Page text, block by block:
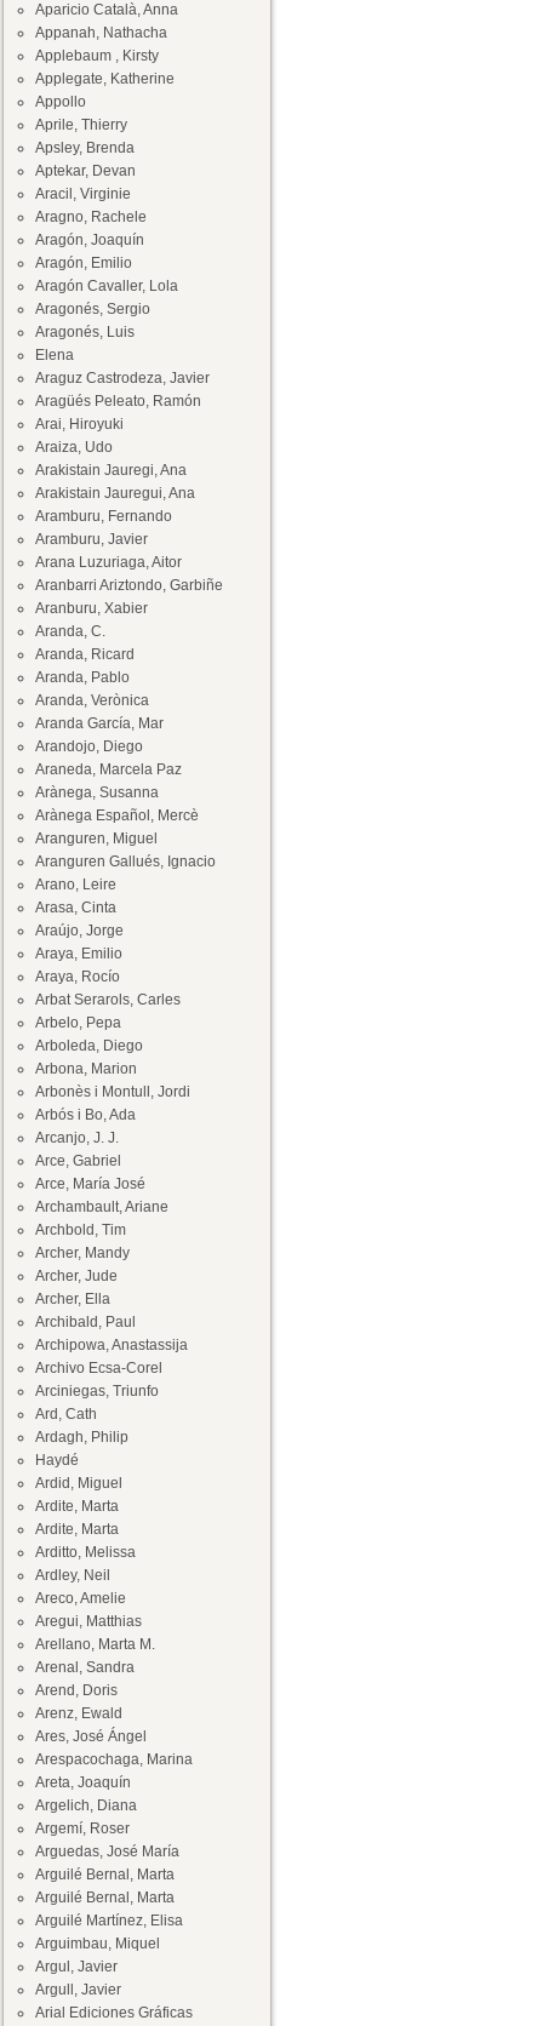
Aparicio Català, Anna
Appanah, Nathacha
Applebaum , Kirsty
Applegate, Katherine
Appollo
Aprile, Thierry
Apsley, Brenda
Aptekar, Devan
Aracil, Virginie
Aragno, Rachele
Aragón, Joaquín
Aragón, Emilio
Aragón Cavaller, Lola
Aragonés, Sergio
Aragonés, Luis
Elena
Araguz Castrodeza, Javier
Aragüés Peleato, Ramón
Arai, Hiroyuki
Araiza, Udo
Arakistain Jauregi, Ana
Arakistain Jauregui, Ana
Aramburu, Fernando
Aramburu, Javier
Arana Luzuriaga, Aitor
Aranbarri Ariztondo, Garbiñe
Aranburu, Xabier
Aranda, C.
Aranda, Ricard
Aranda, Pablo
Aranda, Verònica
Aranda García, Mar
Arandojo, Diego
Araneda, Marcela Paz
Arànega, Susanna
Arànega Español, Mercè
Aranguren, Miguel
Aranguren Gallués, Ignacio
Arano, Leire
Arasa, Cinta
Araújo, Jorge
Araya, Emilio
Araya, Rocío
Arbat Serarols, Carles
Arbelo, Pepa
Arboleda, Diego
Arbona, Marion
Arbonès i Montull, Jordi
Arbós i Bo, Ada
Arcanjo, J. J.
Arce, Gabriel
Arce, María José
Archambault, Ariane
Archbold, Tim
Archer, Mandy
Archer, Jude
Archer, Ella
Archibald, Paul
Archipowa, Anastassija
Archivo Ecsa-Corel
Arciniegas, Triunfo
Ard, Cath
Ardagh, Philip
Haydé
Ardid, Miguel
Ardite, Marta
Ardite, Marta
Arditto, Melissa
Ardley, Neil
Areco, Amelie
Aregui, Matthias
Arellano, Marta M.
Arenal, Sandra
Arend, Doris
Arenz, Ewald
Ares, José Ángel
Arespacochaga, Marina
Areta, Joaquín
Argelich, Diana
Argemí, Roser
Arguedas, José María
Arguilé Bernal, Marta
Arguilé Bernal, Marta
Arguilé Martínez, Elisa
Arguimbau, Miquel
Argul, Javier
Argull, Javier
Arial Ediciones Gráficas